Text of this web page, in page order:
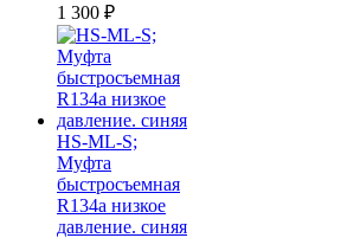
1 300 ₽
HS-ML-S;
Муфта
быстросъемная
R134a низкое
давление. синяя